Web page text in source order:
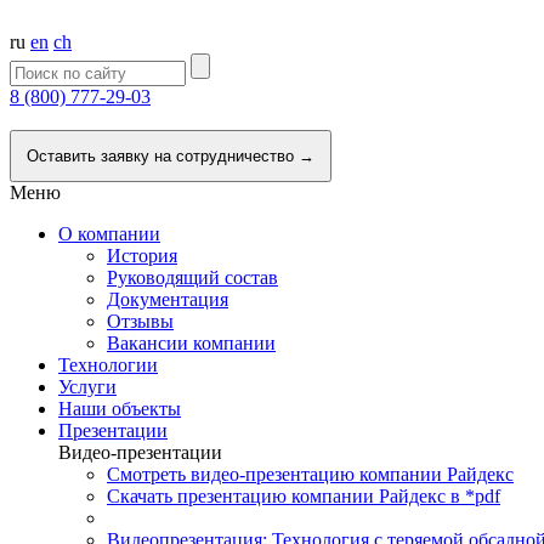
ru en ch
8 (800) 777-29-03
Оставить заявку на сотрудничество →
Меню
О компании
История
Руководящий состав
Документация
Отзывы
Вакансии компании
Технологии
Услуги
Наши объекты
Презентации
Видео-презентации
Смотреть видео-презентацию компании Райдекс
Скачать презентацию компании Райдекс в *pdf
Видеопрезентация: Технология с теряемой